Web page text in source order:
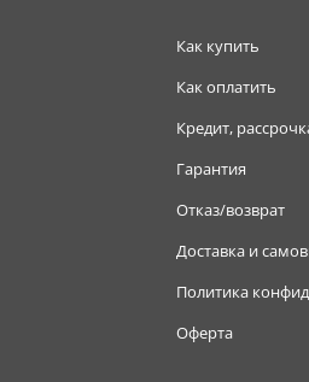
Как купить
Как оплатить
Кредит,
Гарантия
Отказ/возврат
Доставка и
Политика
Оферта